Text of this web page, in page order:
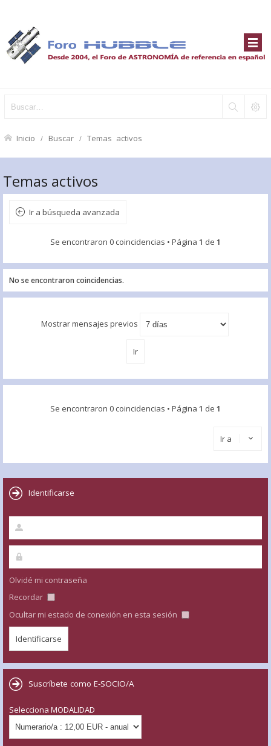
Inicio Buscar Temas activos
Temas activos
Ir a búsqueda avanzada
Se encontraron 0 coincidencias • Página 1 de 1
No se encontraron coincidencias.
Mostrar mensajes previos
Se encontraron 0 coincidencias • Página 1 de 1
Ir a
Identificarse
Olvidé mi contraseña
Recordar
Ocultar mi estado de conexión en esta sesión
Suscríbete como E-SOCIO/A
Selecciona MODALIDAD